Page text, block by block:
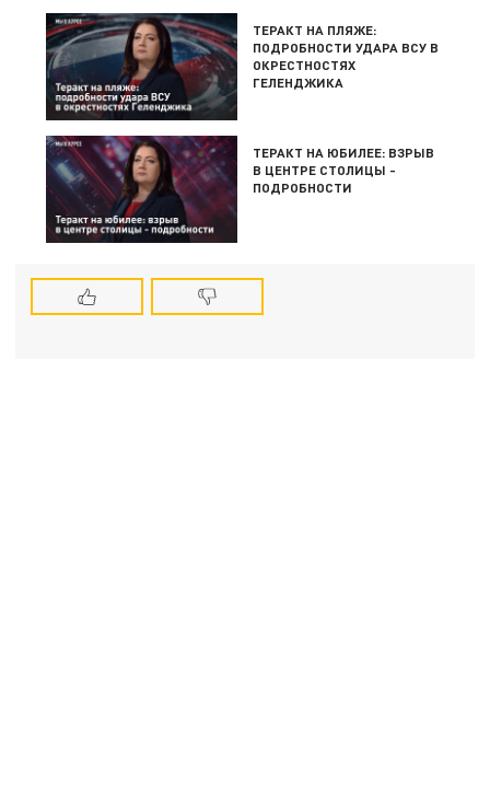
ТЕРАКТ НА ПЛЯЖЕ:
ПОДРОБНОСТИ УДАРА ВСУ В
ОКРЕСТНОСТЯХ
ГЕЛЕНДЖИКА
ТЕРАКТ НА ЮБИЛЕЕ: ВЗРЫВ
В ЦЕНТРЕ СТОЛИЦЫ -
ПОДРОБНОСТИ